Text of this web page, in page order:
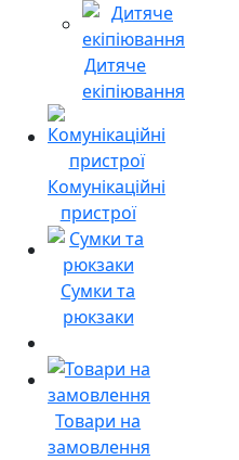
Дитяче
екіпіювання
Комунікаційні
пристрої
Сумки та
рюкзаки
Товари на
замовлення